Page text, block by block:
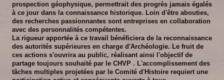
prospection géophysique, permettrait des progrès jamais égalés
à ce jour dans la connaissance historique. Loin d'être abouties,
des recherches passionnantes sont entreprises en collaboration
avec des personnalités compétentes.
La rigueur apportée à ce travail bénéficiera de la reconnaissance
des autorités supérieures en charge d'Archéologie. Le fruit de
ces actions s'ouvrira au public, réalisant ainsi l'objectif de
partage toujours souhaité par le CHVP . L'accomplissement des
tâches multiples projetées par le Comité d'Histoire requiert une